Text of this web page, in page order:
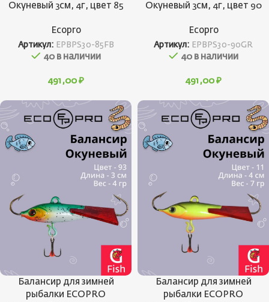
Окуневый 3см, 4г, цвет 85
Ecopro
Артикул: EPBPS30-85FB
40 в наличии
491,00 ₽
Окуневый 3см, 4г, цвет 90
Ecopro
Артикул: EPBPS30-90GR
40 в наличии
491,00 ₽
Балансир для зимней
рыбалки ECOPRO
Балансир для зимней
рыбалки ECOPRO